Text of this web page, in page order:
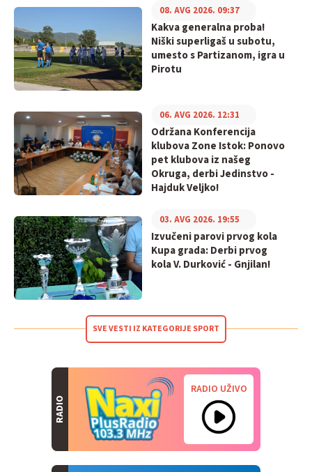
Kakva generalna proba!
Niški superligaš u subotu,
umesto s Partizanom, igra u
Pirotu
08. AVG 2026. 09:37
Održana Konferencija
klubova Zone Istok: Ponovo
pet klubova iz našeg
Okruga, derbi Jedinstvo -
Hajduk Veljko!
06. AVG 2026. 12:31
Izvučeni parovi prvog kola
Kupa grada: Derbi prvog
kola V. Durković - Gnjilan!
03. AVG 2026. 19:55
SVE VESTI IZ KATEGORIJE SPORT
RADIO
RADIO UŽIVO